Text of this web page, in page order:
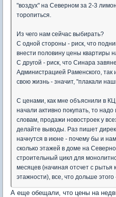
"воздух" на Северном за 2-3
торопиться.
Из чего нам сейчас выбирать?
С одной стороны - риск, что
внести половину цены квартиры
С другой - риск, что Синара
Администрацией Раменского, так
свою жизнь - значит, "плакали
С ценами, как мне объяснили в
начали активно покупать, то
словам, продажи новостроек у
делайте выводы. Раз пишет
начнутся в июне - почему бы и
сколько этажей в доме на
строительный цикл для
месяцев (начиная отсчет с рытья
этажности), все, что дольше этого
А еще обещали, что цены на